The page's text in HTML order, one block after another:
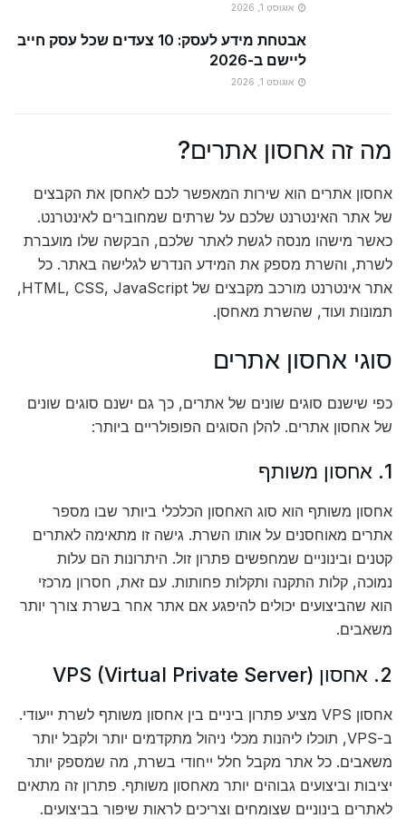
אוגוסט 1, 2026
אבטחת מידע לעסק: 10 צעדים שכל עסק חייב
ליישם ב-2026
אוגוסט 1, 2026
מה זה אחסון אתרים?
אחסון אתרים הוא שירות המאפשר לכם לאחסן את הקבצים
של אתר האינטרנט שלכם על שרתים שמחוברים לאינטרנט.
כאשר מישהו מנסה לגשת לאתר שלכם, הבקשה שלו מועברת
לשרת, והשרת מספק את המידע הנדרש לגלישה באתר. כל
אתר אינטרנט מורכב מקבצים של HTML, CSS, JavaScript,
תמונות ועוד, שהשרת מאחסן.
סוגי אחסון אתרים
כפי שישנם סוגים שונים של אתרים, כך גם ישנם סוגים שונים
של אחסון אתרים. להלן הסוגים הפופולריים ביותר:
1. אחסון משותף
אחסון משותף הוא סוג האחסון הכלכלי ביותר שבו מספר
אתרים מאוחסנים על אותו השרת. גישה זו מתאימה לאתרים
קטנים ובינוניים שמחפשים פתרון זול. היתרונות הם עלות
נמוכה, קלות התקנה ותקלות פחותות. עם זאת, חסרון מרכזי
הוא שהביצועים יכולים להיפגע אם אתר אחר בשרת צורך יותר
משאבים.
2. אחסון VPS (Virtual Private Server)
אחסון VPS מציע פתרון ביניים בין אחסון משותף לשרת ייעודי.
ב-VPS, תוכלו ליהנות מכלי ניהול מתקדמים יותר ולקבל יותר
משאבים. כל אתר מקבל חלל ייחודי בשרת, מה שמספק יותר
יציבות וביצועים גבוהים יותר מאחסון משותף. פתרון זה מתאים
לאתרים בינוניים שצומחים וצריכים לראות שיפור בביצועים.